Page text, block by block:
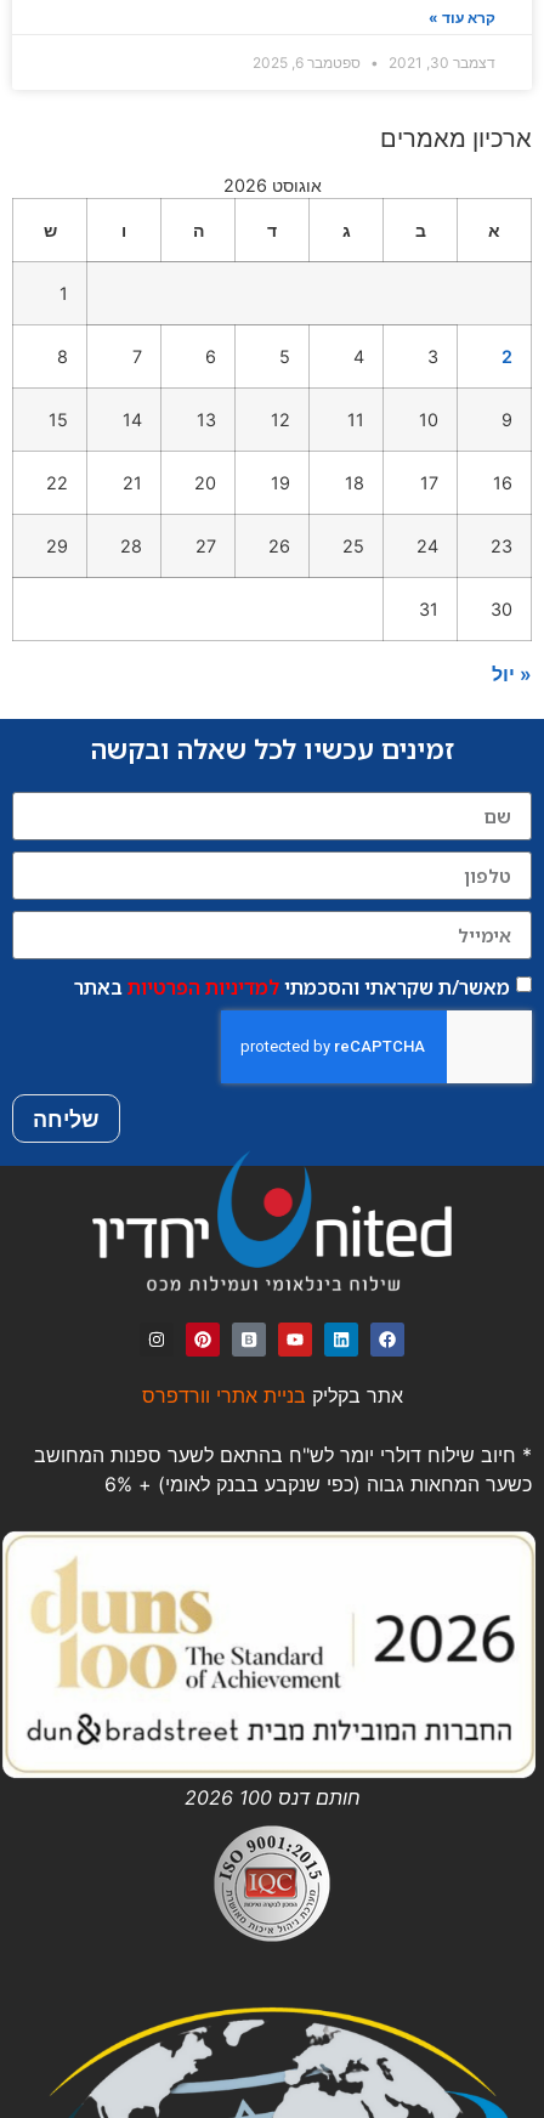
קרא עוד »
דצמבר 30, 2021 ספטמבר 6, 2025
ארכיון מאמרים
אוגוסט 2026
א ב ג ד ה ו ש
1
2
3
4
5
6
7
8
9
10
11
12
13
14
15
16
17
18
19
20
21
22
23
24
25
26
27
28
29
30
31
« יול
זמינים עכשיו לכל שאלה ובקשה
מאשר/ת שקראתי והסכמתילמדיניות הפרטיותבאתר
שליחה
אתר בקליק בניית אתרי וורדפרס
* חיוב שילוח דולרי יומר לש"ח בהתאם לשער ספנות המחושב
כשער המחאות גבוה (כפי שנקבע בבנק לאומי) + 6%
חותם דנס 100 2026